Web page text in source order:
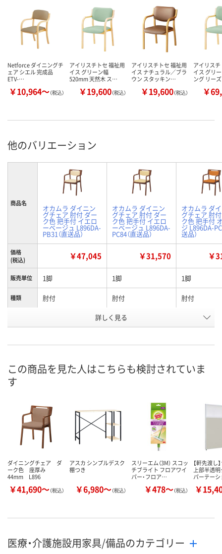
Netforce ダイニングチ
ェア シエル 完成品
ETV-…
￥10,964～（税込）
アイリスチトセ 福祉用
イス グリーン幅
520mm 天然木 ス…
￥19,600（税込）
アイリスチトセ 福祉用
イス ナチュラル／ブラ
ウン スタッキン…
￥19,600（税込）
アイリス
イス グリ
ング リー
￥
他のバリエーション
商品名
オカムラ ダイニン
グチェア 肘付 ダー
ク色 把手付 イエロ
ーベージュ L896DA-
PB31（直送品）
オカムラ ダイニン
グチェア 肘付 ダー
ク色 把手付 イエロ
ーベージュ L896DA-
PC84（直送品）
オカムラ ダ
グチェア 肘
ク色 把手付
ジ L896DA-
送品）
価格
(税込)
￥47,045 ￥31,570 ￥
販売単位 1脚 1脚 1脚
種類 肘付 肘付 肘付
（PB31）
イエローベージュ
（PC84）
オレンジ
お申込番
在庫 直送品 直送品 直送品
数量
カゴへ
お取り扱い終了しま
詳しく見る
この商品を見た人はこちらも検討されていま
す
ダイニングチェア ダ
ーク色 座厚み
44mm L896
￥41,690～（税込）
アスカ シンプルデスク
棚つき
￥6,980～（税込）
スリーエム（3M） スコッ
チブライト フロアワイ
パー・フロア…
￥478～（税込）
【軒先渡し
上部半透
パーテー
￥
医療・介護施設用家具/備品のカテゴリー